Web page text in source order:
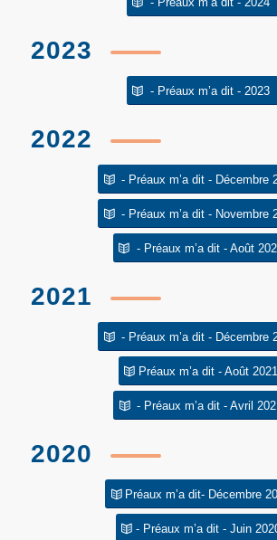
2023
- Préaux m’a dit - 2023
2022
- Préaux m’a dit - Décembre
- Préaux m’a dit - Novembre
- Préaux m’a dit - Août
2021
- Préaux m’a dit - Décembre
Préaux m’a dit - Août 2021
- Préaux m’a dit - Avril
2020
Préaux m’a dit- Décembre
- Préaux m’a dit - Juin